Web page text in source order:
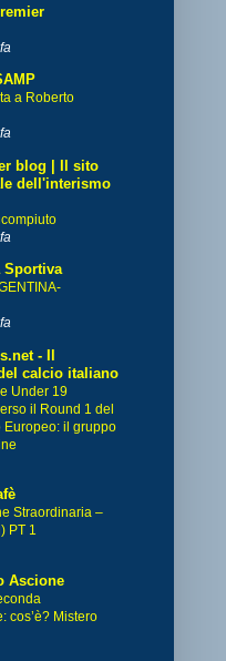
a Roberto
blog | Il sito
dell'interismo
Sportiva
- Il
calcio italiano
Under 19
il Round 1 del
Europeo: il gruppo
Straordinaria –
PT 1
Ascione
cos’è? Mistero